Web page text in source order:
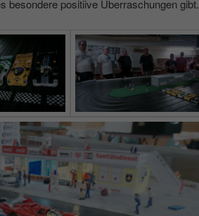
besondere positiive Überraschungen gibt.